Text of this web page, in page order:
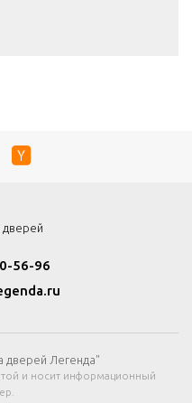
56-96
Легенда"
и носит информационный